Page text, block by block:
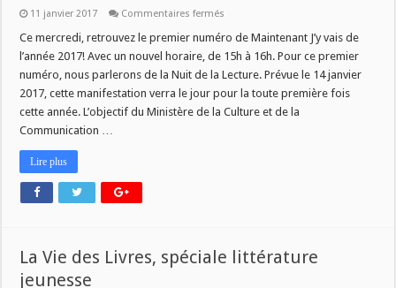
11 janvier 2017 Commentaires fermés
Spéciale
de
la
lecture
Ce mercredi, retrouvez le premier numéro de Maintenant J’y vais de
l’année 2017! Avec un nouvel horaire, de 15h à 16h. Pour ce premier
numéro, nous parlerons de la Nuit de la Lecture. Prévue le 14 janvier
2017, cette manifestation verra le jour pour la toute première fois
cette année. L’objectif du Ministère de la Culture et de la
Communication …
Lire plus
La Vie des Livres, spéciale littérature
jeunesse